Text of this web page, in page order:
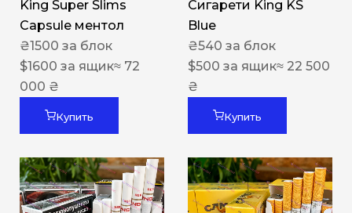
King Super Slims
Capsule ментол
₴1500 за блок
$1600 за ящик≈ 72
000 ₴
Купить
Сигарети King KS
Blue
₴540 за блок
$500 за ящик≈ 22 500
₴
Купить